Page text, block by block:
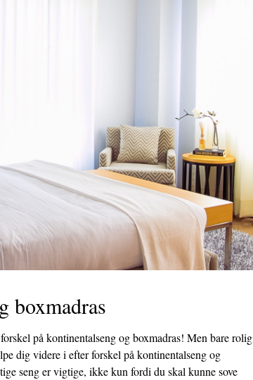
boxmadras
på kontinentalseng og boxmadras! Men bare rolig
dig videre i efter forskel på kontinentalseng og
seng er vigtige, ikke kun fordi du skal kunne sove